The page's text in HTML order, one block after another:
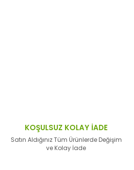
KOŞULSUZ KOLAY İADE
Satın Aldığınız Tüm Ürünlerde Değişim
ve Kolay İade